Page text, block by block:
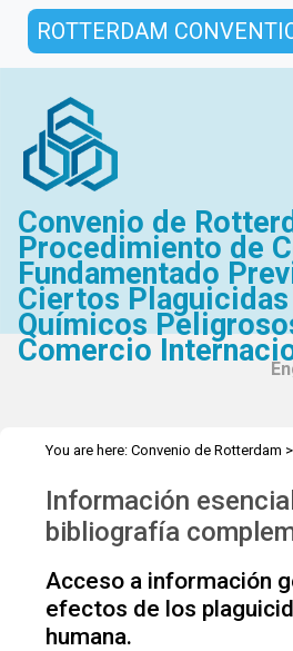
ROTTERDAM
Convenio de
Procedimiento de
Fundamentado
Ciertos
Químicos
Comercio
You are here: Convenio de Rotterdam >
esencial adicional
Información
bibliografía
Acceso a información
efectos de los
humana.